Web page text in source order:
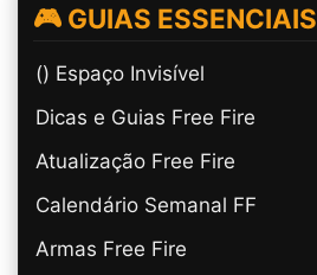
🎮 GUIAS ESSENCIAIS
(ㅤ) Espaço Invisível
Dicas e Guias Free Fire
Atualização Free Fire
Calendário Semanal FF
Armas Free Fire